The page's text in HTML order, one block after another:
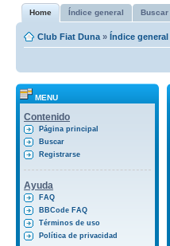
Home Índice general Buscar
Club Fiat Duna » Índice general
MENU
Contenido
Página principal
Buscar
Registrarse
Ayuda
FAQ
BBCode FAQ
Términos de uso
Política de privacidad